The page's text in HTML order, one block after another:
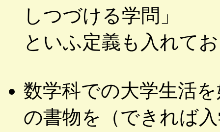
しつづける学問」
といふ定義も入れて
数学科での大学生活
の書物を（できれば